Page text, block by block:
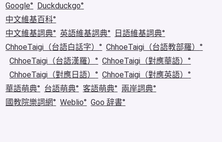
Google
Duckduckgo
中文維基百科
中文維基詞典
英語維基詞典
日語維基詞典
ChhoeTaigi（台語白話字）
ChhoeTaigi（台語教部羅）
ChhoeTaigi（台語漢羅）
ChhoeTaigi（對應華語）
ChhoeTaigi（對應日語）
ChhoeTaigi（對應英語）
華語萌典
台語萌典 客語萌典
兩岸詞典
國教院樂詞網
Weblio Goo 辞書